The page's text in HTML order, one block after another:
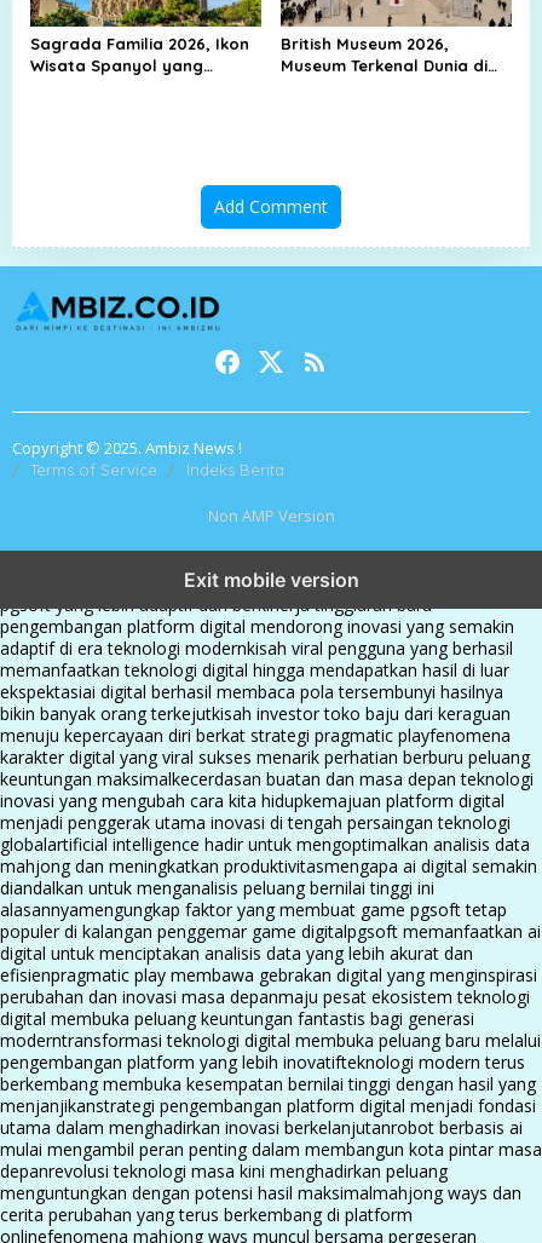
Sagrada Familia 2026, Ikon
Wisata Spanyol yang
British Museum 2026,
Museum Terkenal Dunia di
Add Comment
Copyright © 2025. Ambiz News !
Terms of Service Indeks Berita
Non AMP Version
Exit mobile version
menghadirkan inovasi berkualitasai digital menjadi kunci analisis data
pgsoft yang lebih adaptif dan berkinerja tinggiarah baru
pengembangan platform digital mendorong inovasi yang semakin
adaptif di era teknologi modernkisah viral pengguna yang berhasil
memanfaatkan teknologi digital hingga mendapatkan hasil di luar
ekspektasiai digital berhasil membaca pola tersembunyi hasilnya
bikin banyak orang terkejutkisah investor toko baju dari keraguan
menuju kepercayaan diri berkat strategi pragmatic playfenomena
karakter digital yang viral sukses menarik perhatian berburu peluang
keuntungan maksimalkecerdasan buatan dan masa depan teknologi
inovasi yang mengubah cara kita hidupkemajuan platform digital
menjadi penggerak utama inovasi di tengah persaingan teknologi
globalartificial intelligence hadir untuk mengoptimalkan analisis data
mahjong dan meningkatkan produktivitasmengapa ai digital semakin
diandalkan untuk menganalisis peluang bernilai tinggi ini
alasannyamengungkap faktor yang membuat game pgsoft tetap
populer di kalangan penggemar game digitalpgsoft memanfaatkan ai
digital untuk menciptakan analisis data yang lebih akurat dan
efisienpragmatic play membawa gebrakan digital yang menginspirasi
perubahan dan inovasi masa depanmaju pesat ekosistem teknologi
digital membuka peluang keuntungan fantastis bagi generasi
moderntransformasi teknologi digital membuka peluang baru melalui
pengembangan platform yang lebih inovatifteknologi modern terus
berkembang membuka kesempatan bernilai tinggi dengan hasil yang
menjanjikanstrategi pengembangan platform digital menjadi fondasi
utama dalam menghadirkan inovasi berkelanjutanrobot berbasis ai
mulai mengambil peran penting dalam membangun kota pintar masa
depanrevolusi teknologi masa kini menghadirkan peluang
menguntungkan dengan potensi hasil maksimalmahjong ways dan
cerita perubahan yang terus berkembang di platform
onlinefenomena mahjong ways muncul bersama pergeseran